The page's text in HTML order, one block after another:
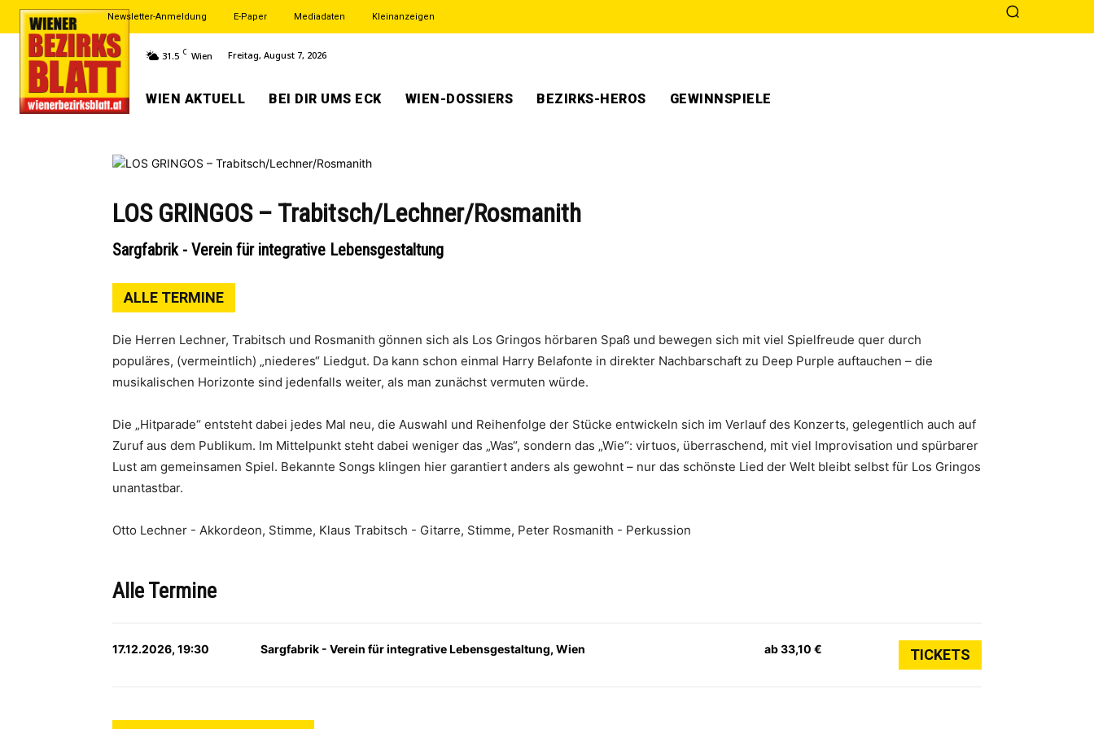
Newsletter-Anmeldung E-Paper Mediadaten Kleinanzeigen
31.5 C Wien Freitag, August 7, 2026
WIEN AKTUELL BEI DIR UMS ECK WIEN-DOSSIERS BEZIRKS-HEROS GEWINNSPIELE
LOS GRINGOS – Trabitsch/Lechner/Rosmanith
Sargfabrik - Verein für integrative Lebensgestaltung
ALLE TERMINE
Die Herren Lechner, Trabitsch und Rosmanith gönnen sich als Los Gringos hörbaren Spaß und bewegen sich mit viel Spielfreude quer durch
populäres, (vermeintlich) „niederes“ Liedgut. Da kann schon einmal Harry Belafonte in direkter Nachbarschaft zu Deep Purple auftauchen – die
musikalischen Horizonte sind jedenfalls weiter, als man zunächst vermuten würde.
Die „Hitparade“ entsteht dabei jedes Mal neu, die Auswahl und Reihenfolge der Stücke entwickeln sich im Verlauf des Konzerts, gelegentlich auch auf
Zuruf aus dem Publikum. Im Mittelpunkt steht dabei weniger das „Was“, sondern das „Wie“: virtuos, überraschend, mit viel Improvisation und spürbarer
Lust am gemeinsamen Spiel. Bekannte Songs klingen hier garantiert anders als gewohnt – nur das schönste Lied der Welt bleibt selbst für Los Gringos
unantastbar.
Otto Lechner - Akkordeon, Stimme, Klaus Trabitsch - Gitarre, Stimme, Peter Rosmanith - Perkussion
Alle Termine
17.12.2026, 19:30 Sargfabrik - Verein für integrative Lebensgestaltung, Wien ab 33,10 € TICKETS